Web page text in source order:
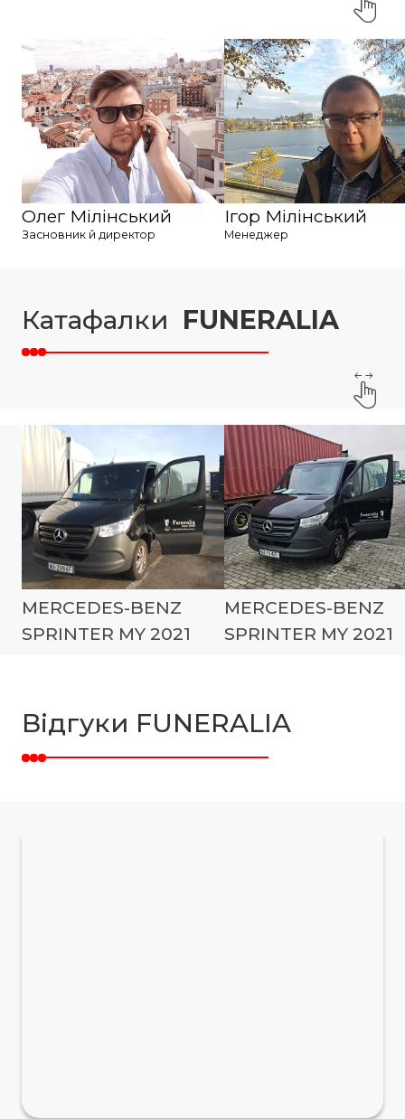
Олег Мілінський
Засновник й директор
Ігор Мілінський
Менеджер
Катафалки FUNERALIA
MERCEDES-BENZ
SPRINTER MY 2021
MERCEDES-BENZ
SPRINTER MY 2021
Відгуки FUNERALIA